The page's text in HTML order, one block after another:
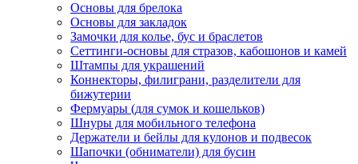
Основы для брелока
Основы для закладок
Замочки для колье, бус и браслетов
Сеттинги-основы для стразов, кабошонов и камей
Штампы для украшений
Коннекторы, филиграни, разделители для
бижутерии
Фермуары (для сумок и кошельков)
Шнуры для мобильного телефона
Держатели и бейлы для кулонов и подвесок
Шапочки (обниматели) для бусин